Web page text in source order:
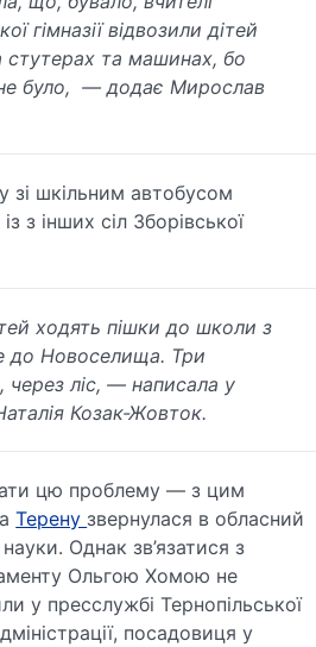
гімназії відвозили дітей
та машинах, бо
було, — додає Мирослав
зі шкільним автобусом
з інших сіл Зборівської
ходять пішки до школи з
до Новоселища. Три
через ліс, — написала у
Козак-Жовток.
цю проблему — з цим
Теренузвернулася в обласний
Однак зв’язатися з
Ольгою Хомою не
у пресслужбі Тернопільської
посадовиця у